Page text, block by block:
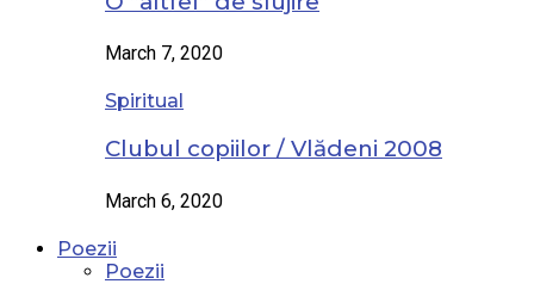
March 7, 2020
Spiritual
Clubul copiilor / Vlădeni 2008
March 6, 2020
Poezii
Poezii